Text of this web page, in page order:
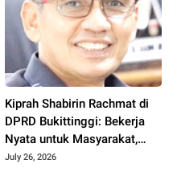
Kiprah Shabirin Rachmat di
DPRD Bukittinggi: Bekerja
Nyata untuk Masyarakat,
Lebih Banyak Aksi daripada
July 26, 2026